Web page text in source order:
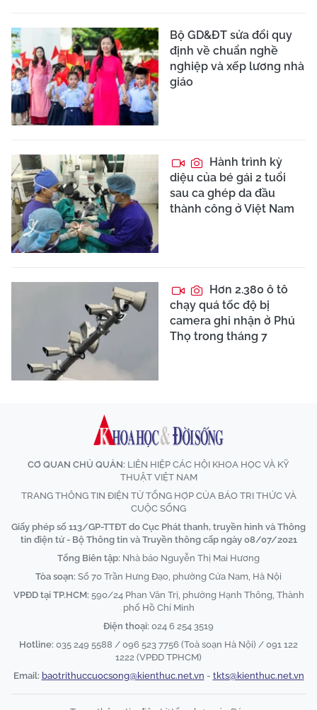
Bộ GD&ĐT sửa đổi quy
định về chuẩn nghề
nghiệp và xếp lương nhà
giáo
Hành trình kỳ
diệu của bé gái 2 tuổi
sau ca ghép da đầu
thành công ở Việt Nam
Hơn 2.380 ô tô
chạy quá tốc độ bị
camera ghi nhận ở Phú
Thọ trong tháng 7
CƠ QUAN CHỦ QUẢN: LIÊN HIỆP CÁC HỘI KHOA HỌC VÀ KỸ
THUẬT VIỆT NAM
TRANG THÔNG TIN ĐIỆN TỬ TỔNG HỢP CỦA BÁO TRI THỨC VÀ
CUỘC SỐNG
Giấy phép số 113/GP-TTĐT do Cục Phát thanh, truyền hình và Thông
tin điện tử - Bộ Thông tin và Truyền thông cấp ngày 08/07/2021
Tổng Biên tập: Nhà báo Nguyễn Thị Mai Hương
Tòa soạn: Số 70 Trần Hưng Đạo, phường Cửa Nam, Hà Nội
VPĐD tại TP.HCM: 590/24 Phan Văn Trị, phường Hạnh Thông, Thành
phố Hồ Chí Minh
Điện thoại: 024 6 254 3519
Hotline: 035 249 5588 / 096 523 7756 (Toà soạn Hà Nội) / 091 122
1222 (VPĐD TPHCM)
Email: baotrithuccuocsong@kienthuc.net.vn - tkts@kienthuc.net.vn